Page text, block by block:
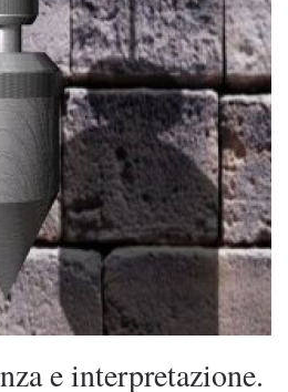
e interpretazione.